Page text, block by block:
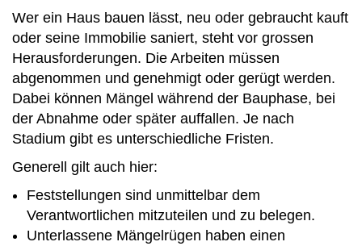
Wer ein Haus bauen lässt, neu oder gebraucht kauft
oder seine Immobilie saniert, steht vor grossen
Herausforderungen. Die Arbeiten müssen
abgenommen und genehmigt oder gerügt werden.
Dabei können Mängel während der Bauphase, bei
der Abnahme oder später auffallen. Je nach
Stadium gibt es unterschiedliche Fristen.
Generell gilt auch hier:
Feststellungen sind unmittelbar dem
Verantwortlichen mitzuteilen und zu belegen.
Unterlassene Mängelrügen haben einen